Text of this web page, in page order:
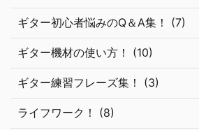
ギター初心者悩みのQ＆A集！ (7)
ギター機材の使い方！ (10)
ギター練習フレーズ集！ (3)
ライフワーク！ (8)